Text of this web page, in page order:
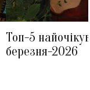
Топ-5
березня-2026